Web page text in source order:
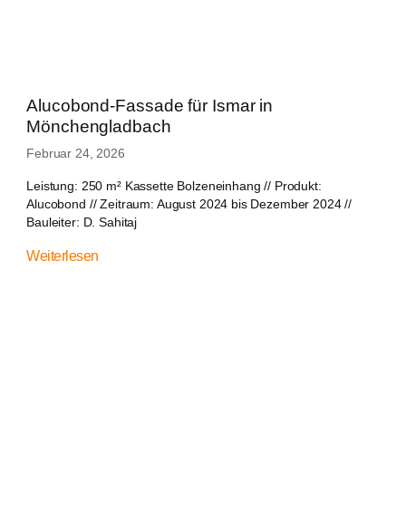
Alucobond-Fassade für Ismar in
Mönchengladbach
Februar 24, 2026
Leistung: 250 m² Kassette Bolzeneinhang // Produkt:
Alucobond // Zeitraum: August 2024 bis Dezember 2024 //
Bauleiter: D. Sahitaj
Weiterlesen